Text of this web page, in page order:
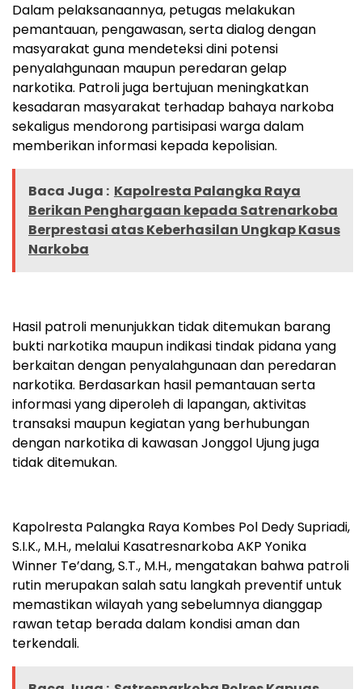
Dalam pelaksanaannya, petugas melakukan
pemantauan, pengawasan, serta dialog dengan
masyarakat guna mendeteksi dini potensi
penyalahgunaan maupun peredaran gelap
narkotika. Patroli juga bertujuan meningkatkan
kesadaran masyarakat terhadap bahaya narkoba
sekaligus mendorong partisipasi warga dalam
memberikan informasi kepada kepolisian.
Baca Juga : Kapolresta Palangka Raya
Berikan Penghargaan kepada Satrenarkoba
Berprestasi atas Keberhasilan Ungkap Kasus
Narkoba
Hasil patroli menunjukkan tidak ditemukan barang
bukti narkotika maupun indikasi tindak pidana yang
berkaitan dengan penyalahgunaan dan peredaran
narkotika. Berdasarkan hasil pemantauan serta
informasi yang diperoleh di lapangan, aktivitas
transaksi maupun kegiatan yang berhubungan
dengan narkotika di kawasan Jonggol Ujung juga
tidak ditemukan.
Kapolresta Palangka Raya Kombes Pol Dedy Supriadi,
S.I.K., M.H., melalui Kasatresnarkoba AKP Yonika
Winner Te’dang, S.T., M.H., mengatakan bahwa patroli
rutin merupakan salah satu langkah preventif untuk
memastikan wilayah yang sebelumnya dianggap
rawan tetap berada dalam kondisi aman dan
terkendali.